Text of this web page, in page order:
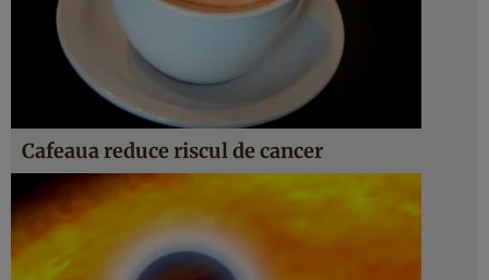
Cafeaua reduce riscul de cancer